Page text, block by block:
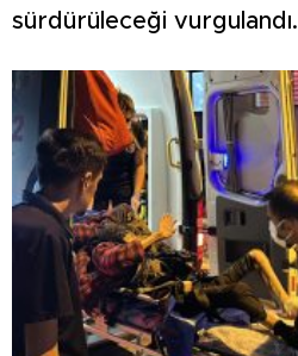
sürdürüleceği vurgulandı.